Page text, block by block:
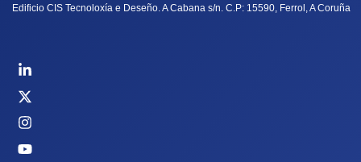
Edificio CIS Tecnoloxía e Deseño. A Cabana s/n. C.P: 15590, Ferrol, A Coruña